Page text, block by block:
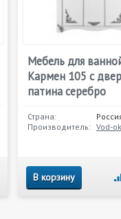
Мебель для
Кармен 105 с
патина серебро
Страна:
Производитель: Vod-ok
В корзину